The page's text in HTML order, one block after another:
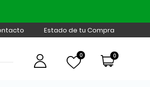
Estado de tu Compra
0 0